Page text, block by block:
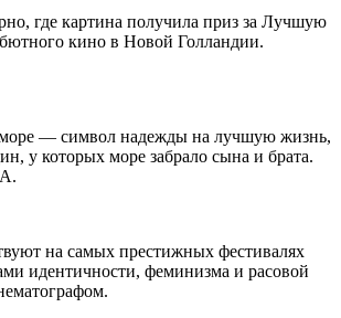
где картина получила приз за Лучшую
кино в Новой Голландии.
— символ надежды на лучшую жизнь,
у которых море забрало сына и брата.
на самых престижных фестивалях
идентичности, феминизма и расовой